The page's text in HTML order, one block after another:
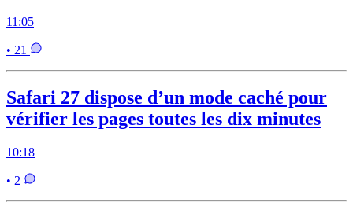
11:05
• 21
Safari 27 dispose d’un mode caché pour
vérifier les pages toutes les dix minutes
10:18
• 2